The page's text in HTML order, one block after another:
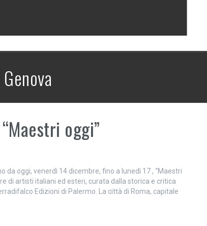
oggi”
da oggi, venerdì 14 dicembre, fino a lunedì 17 , “Maestri
di artisti italiani ed esteri, curata dalla storica e critica
Edizioni di Palermo. La città di Roma, capitale